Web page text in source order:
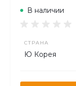
В наличии
СТРАНА
Ю Корея